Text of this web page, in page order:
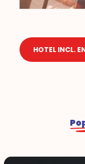
HOTEL INCL.